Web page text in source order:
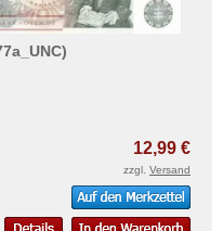
12,99 €
zzgl. Versand